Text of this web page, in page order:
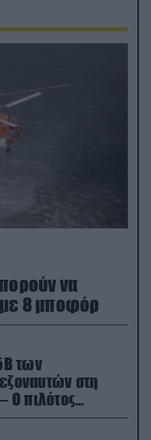
να
με 8 μποφόρ
των
στη
Ο πιλότος